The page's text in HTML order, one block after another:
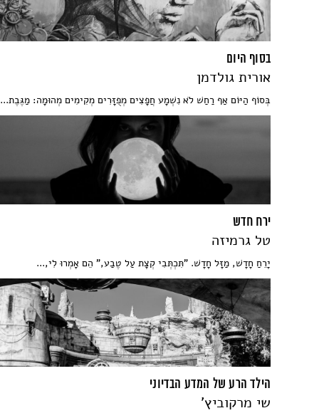
בסוף היום
אורית גולדמן
בְּסוֹף הַיּוֹם אַף רַחַשׁ לֹא נִשְׁמָע חֲפָצִים מְפֻזָּרִים מְקִימִים מְהוּמָה: מַגֶּבֶת...
ירח חדש
טל גרמיזה
יָרֵחַ חָדָשׁ, מַזָּל חָדָשׁ. "תִּכְתְּבִי קְצָת עַל טֶבַע," הֵם אָמְרוּ לִי,...
הילד הרע של המדע הבדיוני
שי מרקוביץ'